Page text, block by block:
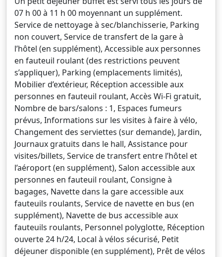
07 h 00 à 11 h 00 moyennant un supplément.
Service de nettoyage à sec/blanchisserie, Parking
non couvert, Service de transfert de la gare à
l’hôtel (en supplément), Accessible aux personnes
en fauteuil roulant (des restrictions peuvent
s’appliquer), Parking (emplacements limités),
Mobilier d’extérieur, Réception accessible aux
personnes en fauteuil roulant, Accès Wi-Fi gratuit,
Nombre de bars/salons : 1, Espaces fumeurs
prévus, Informations sur les visites à faire à vélo,
Changement des serviettes (sur demande), Jardin,
Journaux gratuits dans le hall, Assistance pour
visites/billets, Service de transfert entre l’hôtel et
l’aéroport (en supplément), Salon accessible aux
personnes en fauteuil roulant, Consigne à
bagages, Navette dans la gare accessible aux
fauteuils roulants, Service de navette en bus (en
supplément), Navette de bus accessible aux
fauteuils roulants, Personnel polyglotte, Réception
ouverte 24 h/24, Local à vélos sécurisé, Petit
déjeuner disponible (en supplément), Prêt de vélos